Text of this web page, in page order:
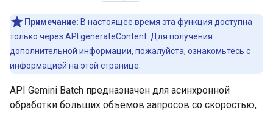
Примечание: В настоящее время эта функция доступна
только через API generateContent. Для получения
дополнительной информации, пожалуйста, ознакомьтесь с
информацией на этой странице.
API Gemini Batch предназначен для асинхронной
обработки больших объемов запросов со скоростью,